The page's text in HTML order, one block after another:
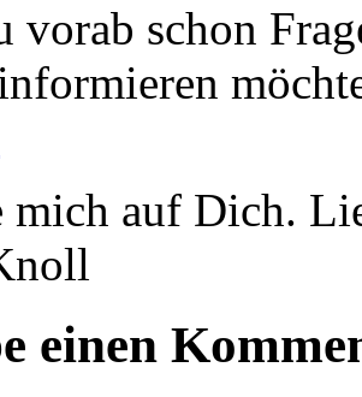
vorab schon
mich auf Dich.
einen